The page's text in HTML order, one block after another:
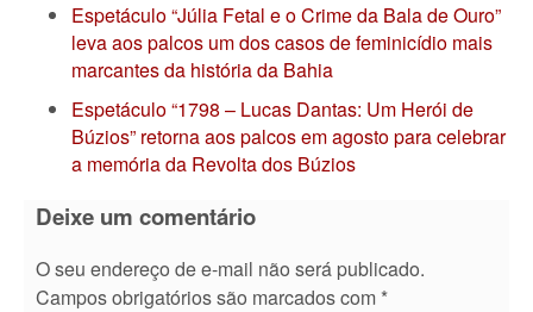
Espetáculo “Júlia Fetal e o Crime da Bala de Ouro”
leva aos palcos um dos casos de feminicídio mais
marcantes da história da Bahia
Espetáculo “1798 – Lucas Dantas: Um Herói de
Búzios” retorna aos palcos em agosto para celebrar
a memória da Revolta dos Búzios
Deixe um comentário
O seu endereço de e-mail não será publicado.
Campos obrigatórios são marcados com *